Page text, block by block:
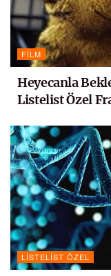
FILM
Heyecanla
Listelist Özel
LISTELIST ÖZEL